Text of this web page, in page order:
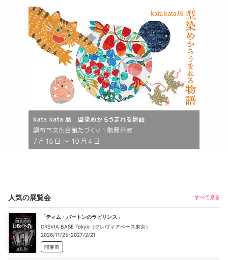
人気の展覧会 すべて見る
「ティム・バートンのラビリンス」
CREVIA BASE Tokyo（クレヴィアベース東京）
2026/11/25-2027/2/21
開催前